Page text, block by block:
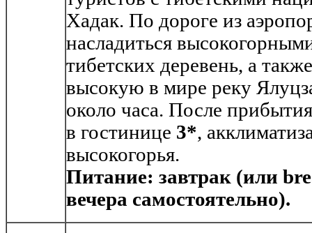
Хадак. По дороге из
насладиться
тибетских деревень, а
высокую в мире реку
около часа. После
в гостинице 3*,
высокогорья.
Питание: завтрак (или
вечера самостоятельно).